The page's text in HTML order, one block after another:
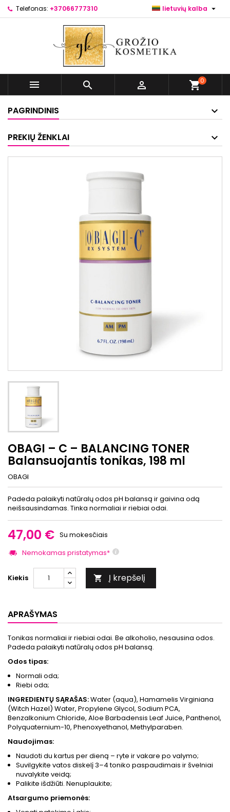
Telefonas: +37066777310 lietuvių kalba 
   shopping_cart0
PAGRINDINIS
PREKIŲ ŽENKLAI
OBAGI – C – BALANCING TONER
Balansuojantis tonikas, 198 ml
OBAGI
Padeda palaikyti natūralų odos pH balansą ir gaivina odą
neišsausindamas. Tinka normaliai ir riebiai odai.
47,00 € Su mokesčiais
Nemokamas pristatymas*
Kiekis  Į krepšelį
APRAŠYMAS
Tonikas normaliai ir riebiai odai. Be alkoholio, nesausina odos.
Padeda palaikyti natūralų odos pH balansą.
Odos tipas:
Normali oda;
Riebi oda;
INGREDIENTŲ SĄRAŠAS:Water (aqua), Hamamelis Virginiana
(Witch Hazel) Water, Propylene Glycol, Sodium PCA,
Benzalkonium Chloride, Aloe Barbadensis Leaf Juice, Panthenol,
Polyquaternium-10, Phenoxyethanol, Methylparaben.
Naudojimas:
Naudoti du kartus per dieną – ryte ir vakare po valymo;
Suvilgykite vatos diskelį 3–4 toniko paspaudimais ir švelniai
nuvalykite veidą;
Palikite išdžiūti. Nenuplaukite;
Atsargumo priemonės: